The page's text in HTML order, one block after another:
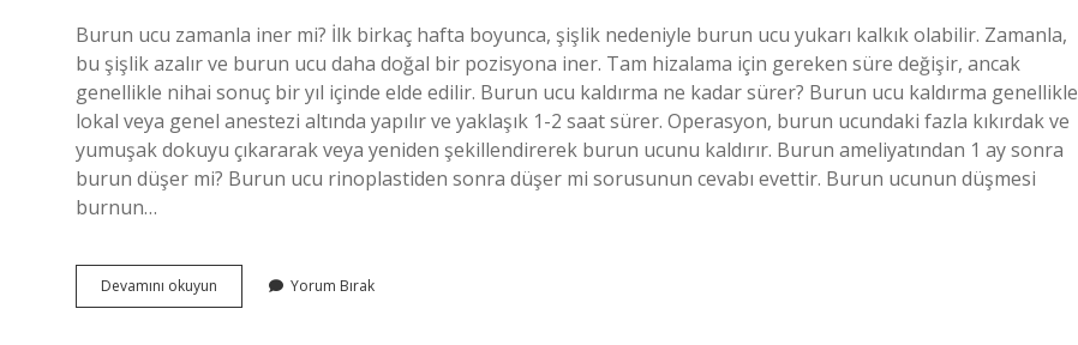
Burun ucu zamanla iner mi? İlk birkaç hafta boyunca, şişlik nedeniyle burun ucu yukarı kalkık olabilir. Zamanla,
bu şişlik azalır ve burun ucu daha doğal bir pozisyona iner. Tam hizalama için gereken süre değişir, ancak
genellikle nihai sonuç bir yıl içinde elde edilir. Burun ucu kaldırma ne kadar sürer? Burun ucu kaldırma genellikle
lokal veya genel anestezi altında yapılır ve yaklaşık 1-2 saat sürer. Operasyon, burun ucundaki fazla kıkırdak ve
yumuşak dokuyu çıkararak veya yeniden şekillendirerek burun ucunu kaldırır. Burun ameliyatından 1 ay sonra
burun düşer mi? Burun ucu rinoplastiden sonra düşer mi sorusunun cevabı evettir. Burun ucunun düşmesi
burnun…
Devamını okuyun
Ucu
Yorum Bırak